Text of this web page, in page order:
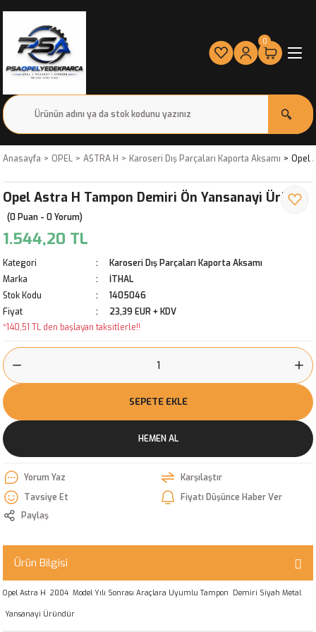
0
Anasayfa OPEL ASTRA H Karoseri Dış Parçaları Kaporta Aksamı Opel
Opel Astra H Tampon Demiri Ön Yansanayi Ürün
(0 Puan - 0 Yorum)
1.544,20 TL
Kategori
Karoseri Dış Parçaları Kaporta Aksamı
Marka
İTHAL
Stok Kodu
1405046
Fiyat
23,39 EUR + KDV
*140,51 TL den başlayan taksitlerle!!
SEPETE EKLE
HEMEN AL
Yorum Yaz
Karşılaştır
Tavsiye Et
Fiyatı Düşünce Haber Ver
Paylaş
Ürün Bilgisi
Opel Astra H 2004 Model Yılı Sonrası Araçlara Uyumlu Tampon Demiri Siyah Metal
Yansanayi Üründür